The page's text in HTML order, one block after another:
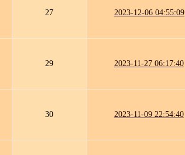
27 2023-12-06 04:55:09
29 2023-11-27 06:17:40
30 2023-11-09 22:54:40